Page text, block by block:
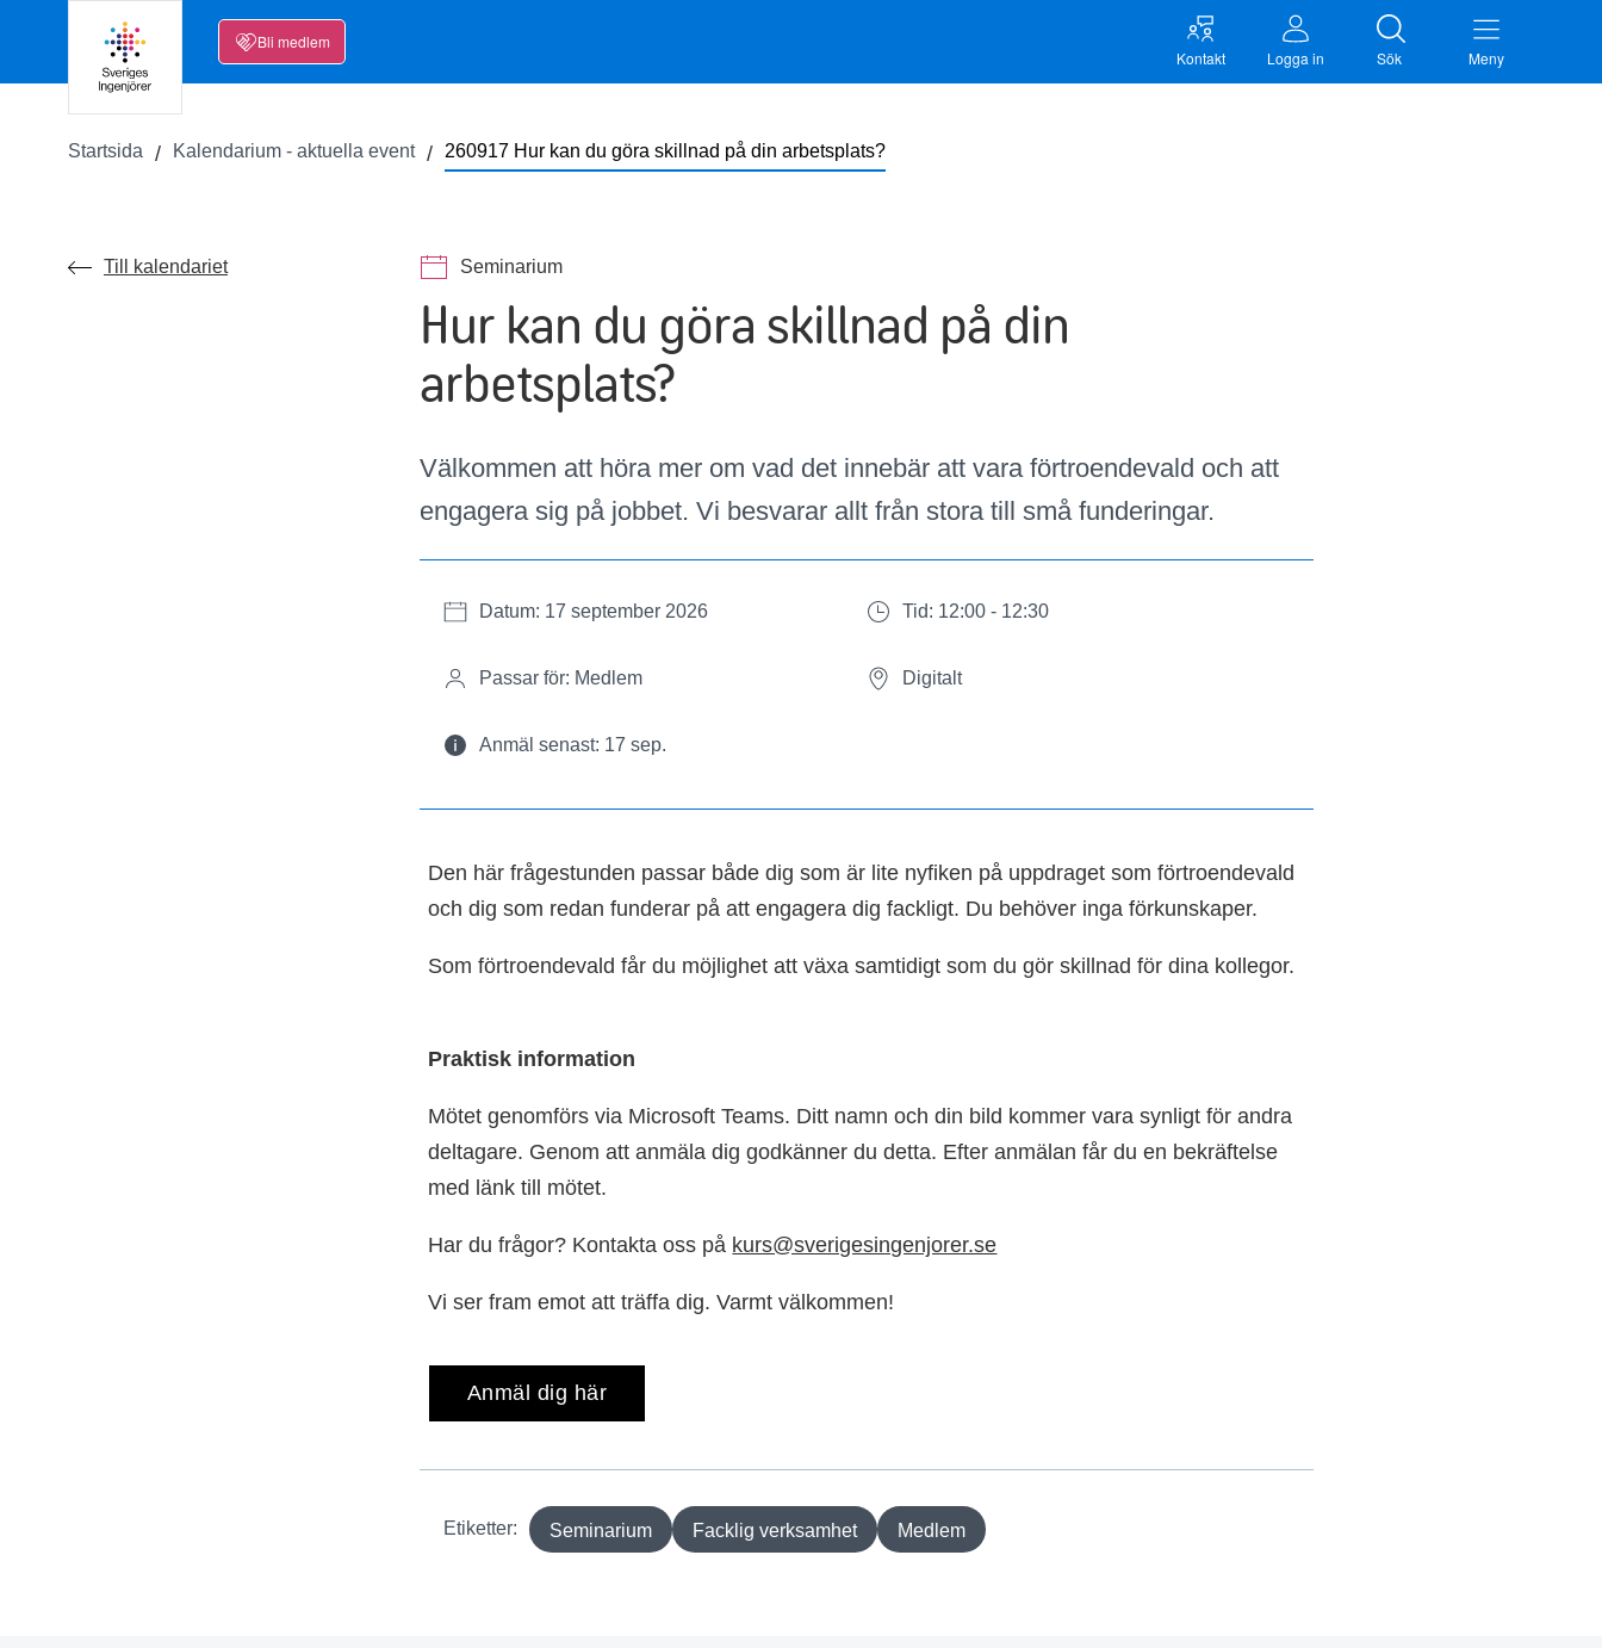
Bli medlem
Kontakt Logga in Sök Meny
Startsida Kalendarium - aktuella event 260917 Hur kan du göra skillnad på din arbetsplats?
Till kalendariet Seminarium
Hur kan du göra skillnad på din
arbetsplats?
Välkommen att höra mer om vad det innebär att vara förtroendevald och att
engagera sig på jobbet. Vi besvarar allt från stora till små funderingar.
Datum: 17 september 2026 Tid: 12:00 - 12:30
Passar för: Medlem Digitalt
Anmäl senast: 17 sep.
Den här frågestunden passar både dig som är lite nyfiken på uppdraget som förtroendevald
och dig som redan funderar på att engagera dig fackligt. Du behöver inga förkunskaper.
Som förtroendevald får du möjlighet att växa samtidigt som du gör skillnad för dina kollegor.
Praktisk information
Mötet genomförs via Microsoft Teams. Ditt namn och din bild kommer vara synligt för andra
deltagare. Genom att anmäla dig godkänner du detta. Efter anmälan får du en bekräftelse
med länk till mötet.
Har du frågor? Kontakta oss på kurs@sverigesingenjorer.se
Vi ser fram emot att träffa dig. Varmt välkommen!
Anmäl dig här
Etiketter: Seminarium Facklig verksamhet Medlem